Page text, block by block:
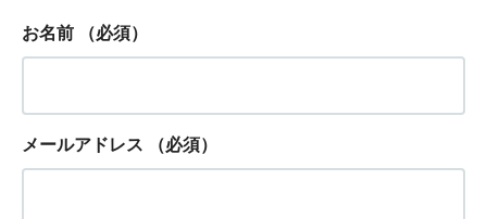
お名前 （必須）
メールアドレス （必須）